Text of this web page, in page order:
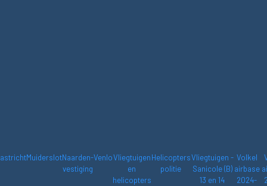
MuiderslotNaarden-
vestiging
VenloVliegtuigen
en
helicopters
Helicopters
politie
Vliegtuigen -
Sanicole (B)
13 en 14
Volkel
airbase
2024-